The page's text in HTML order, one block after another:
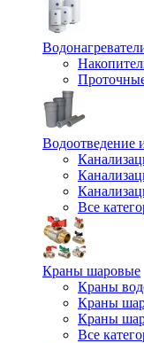
Водоотведение
Все
Краны шаровые
Краны
Краны
Краны
Все